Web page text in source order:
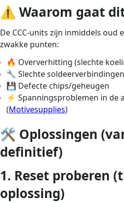
⚠️ Waarom gaat
De CCC-units zijn inmiddels oud
zwakke punten:
🔥 Oververhitting (slechte
🔧 Slechte soldeerverbindingen
💾 Defecte chips/geheugen
⚡ Spanningsproblemen in de
(Motivesupplies)
🛠️ Oplossingen
definitief)
1. Reset proberen
oplossing)